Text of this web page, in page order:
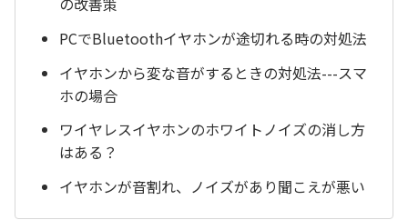
PCでBluetoothイヤホンが途切れる時の対処法
イヤホンから変な音がするときの対処法---スマ
ホの場合
ワイヤレスイヤホンのホワイトノイズの消し方
はある？
イヤホンが音割れ、ノイズがあり聞こえが悪い